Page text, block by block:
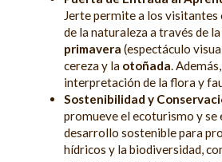
Jerte permite a los visitantes
de la naturaleza a través de la
primavera (espectáculo
cereza y la otoñada.
interpretación de la flora y
Sostenibilidad y
promueve el ecoturismo y se
desarrollo sostenible para
hídricos y la biodiversidad,